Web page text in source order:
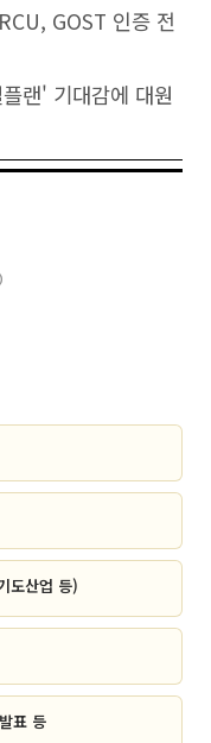
GOST 인증 전
랜' 기대감에 대원
도산업 등)
표 등